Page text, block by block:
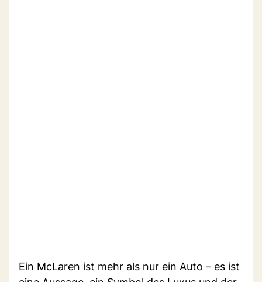
Ein McLaren ist mehr als nur ein Auto – es ist